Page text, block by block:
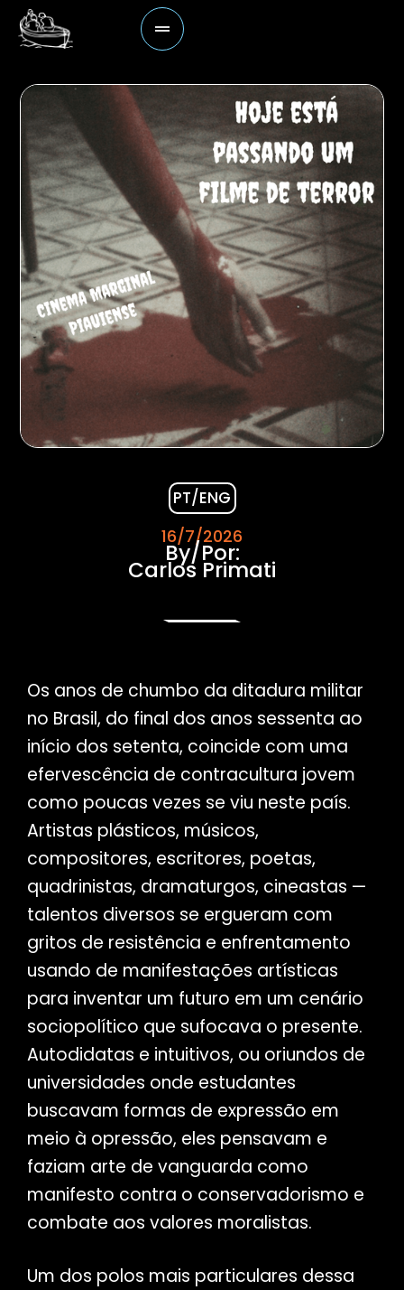
PT/ENG
16/7/2026
By/Por:
Carlos Primati
Os anos de chumbo da ditadura militar
no Brasil, do final dos anos sessenta ao
início dos setenta, coincide com uma
efervescência de contracultura jovem
como poucas vezes se viu neste país.
Artistas plásticos, músicos,
compositores, escritores, poetas,
quadrinistas, dramaturgos, cineastas —
talentos diversos se ergueram com
gritos de resistência e enfrentamento
usando de manifestações artísticas
para inventar um futuro em um cenário
sociopolítico que sufocava o presente.
Autodidatas e intuitivos, ou oriundos de
universidades onde estudantes
buscavam formas de expressão em
meio à opressão, eles pensavam e
faziam arte de vanguarda como
manifesto contra o conservadorismo e
combate aos valores moralistas.
Um dos polos mais particulares dessa